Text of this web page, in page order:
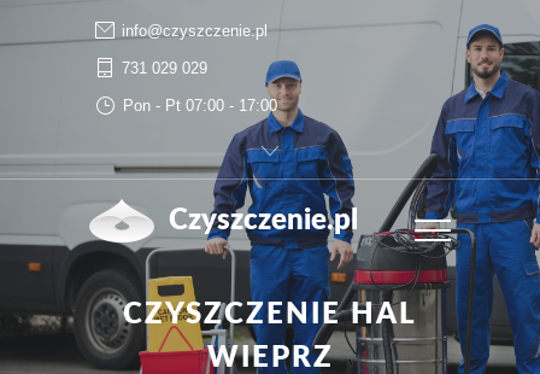
info@czyszczenie.pl
731 029 029
Pon - Pt 07:00 - 17:00
Czyszczenie.pl
CZYSZCZENIE HAL
WIEPRZ